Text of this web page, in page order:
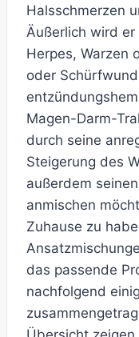
Halsschmerzen
Äußerlich wird
Herpes, Warzen
oder
Magen-Darm-
durch seine
Steigerung des
außerdem
anmischen
Zuhause zu
das passende
nachfolgend